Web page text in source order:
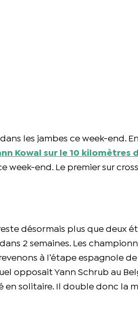
les jambes ce week-end.
Kowal sur le 10 kilomètres
end. Le premier sur
désormais plus que deux
2 semaines. Les
à l’étape espagnole
opposait Yann Schrub au
en solitaire. Il double donc la